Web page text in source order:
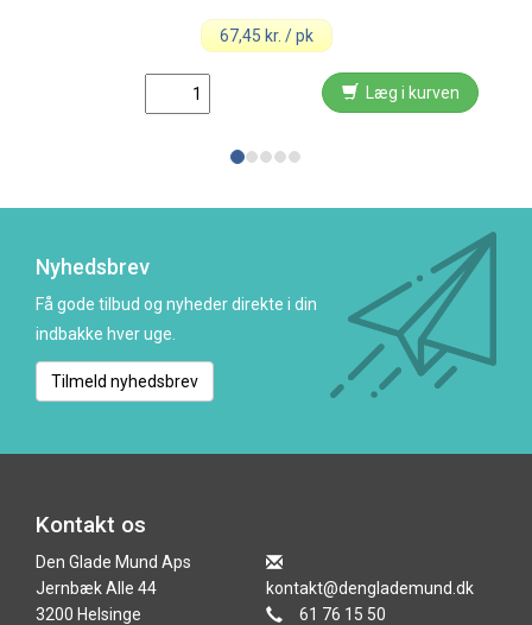
67,45 kr. / pk
Læg i kurven
Nyhedsbrev
Få gode tilbud og nyheder direkte i din
indbakke hver uge.
Tilmeld nyhedsbrev
Kontakt os
Den Glade Mund Aps
Jernbæk Alle 44
3200 Helsinge
kontakt@denglademund.dk
61 76 15 50